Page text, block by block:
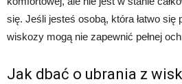
się. Jeśli jesteś osobą, która łatwo się
wiskozy mogą nie zapewnić pełnej
Jak dbać o ubrania z